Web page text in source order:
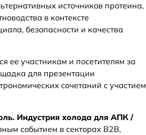
источников протеина,
в контексте
безопасности и качества
ее участникам и посетителям за
для презентации
сочетаний с участием
Индустрия холода для АПК /
событием в секторах B2B,